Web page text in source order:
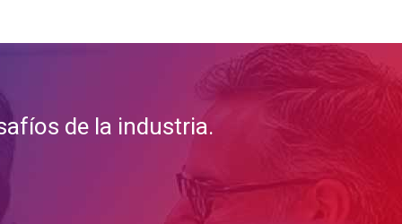
de la industria.